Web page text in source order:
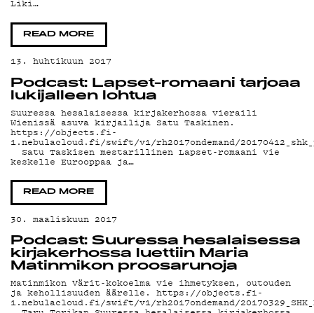
Liki…
READ MORE
13. huhtikuun 2017
Podcast: Lapset-romaani tarjoaa
lukijalleen lohtua
Suuressa hesalaisessa kirjakerhossa vieraili
Wienissä asuva kirjailija Satu Taskinen.
https://objects.fi-
1.nebulacloud.fi/swift/v1/rh2017ondemand/
Satu Taskisen mestarillinen Lapset-romaani vie
keskelle Eurooppaa ja…
READ MORE
30. maaliskuun 2017
Podcast: Suuressa hesalaisessa
kirjakerhossa luettiin Maria
Matinmikon proosarunoja
Matinmikon Värit-kokoelma vie ihmetyksen, outouden
ja kehollisuuden äärelle. https://objects.fi-
1.nebulacloud.fi/swift/v1/rh2017ondemand/